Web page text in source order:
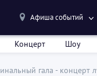
Афиша событий
Концерт Шоу
гала - концерт